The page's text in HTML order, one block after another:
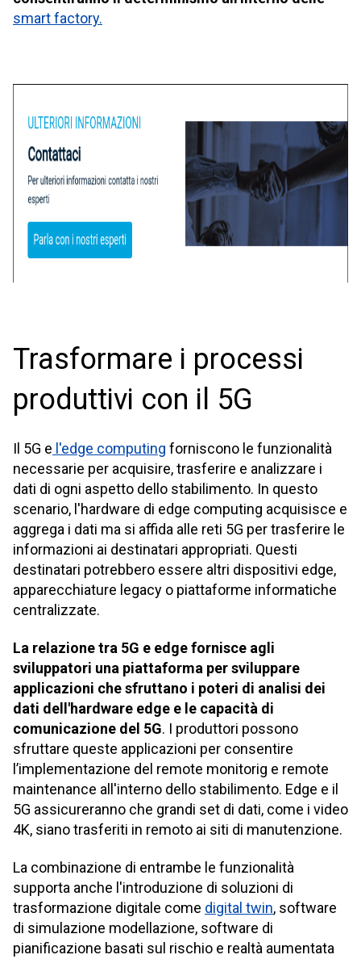
smart factory.
Trasformare i processi
produttivi con il 5G
Il 5G e l'edge computing forniscono le funzionalità
necessarie per acquisire, trasferire e analizzare i
dati di ogni aspetto dello stabilimento. In questo
scenario, l'hardware di edge computing acquisisce e
aggrega i dati ma si affida alle reti 5G per trasferire le
informazioni ai destinatari appropriati. Questi
destinatari potrebbero essere altri dispositivi edge,
apparecchiature legacy o piattaforme informatiche
centralizzate.
La relazione tra 5G e edge fornisce agli
sviluppatori una piattaforma per sviluppare
applicazioni che sfruttano i poteri di analisi dei
dati dell'hardware edge e le capacità di
comunicazione del 5G. I produttori possono
sfruttare queste applicazioni per consentire
l’implementazione del remote monitorig e remote
maintenance all'interno dello stabilimento. Edge e il
5G assicureranno che grandi set di dati, come i video
4K, siano trasferiti in remoto ai siti di manutenzione.
La combinazione di entrambe le funzionalità
supporta anche l'introduzione di soluzioni di
trasformazione digitale come digital twin, software
di simulazione modellazione, software di
pianificazione basati sul rischio e realtà aumentata